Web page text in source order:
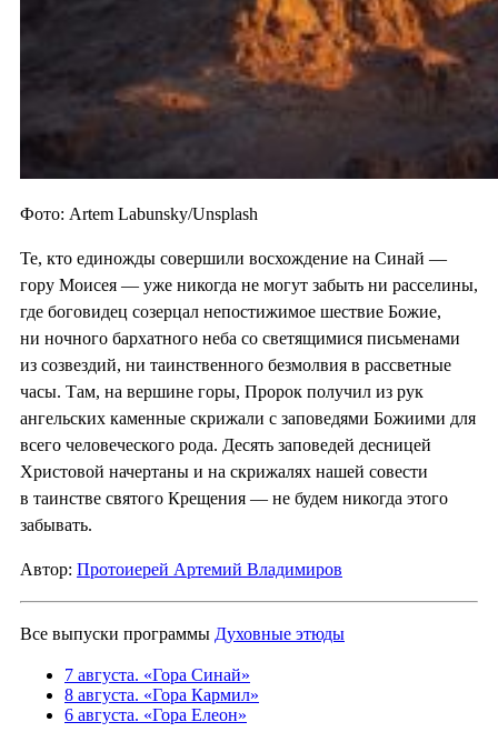
Фото: Artem Labunsky/Unsplash
Те, кто единожды совершили восхождение на Синай —
гору Моисея — уже никогда не могут забыть ни расселины,
где боговидец созерцал непостижимое шествие Божие,
ни ночного бархатного неба со светящимися письменами
из созвездий, ни таинственного безмолвия в рассветные
часы. Там, на вершине горы, Пророк получил из рук
ангельских каменные скрижали с заповедями Божиими для
всего человеческого рода. Десять заповедей десницей
Христовой начертаны и на скрижалях нашей совести
в таинстве святого Крещения — не будем никогда этого
забывать.
Автор: Протоиерей Артемий Владимиров
Все выпуски программы Духовные этюды
7 августа. «Гора Синай»
8 августа. «Гора Кармил»
6 августа. «Гора Елеон»